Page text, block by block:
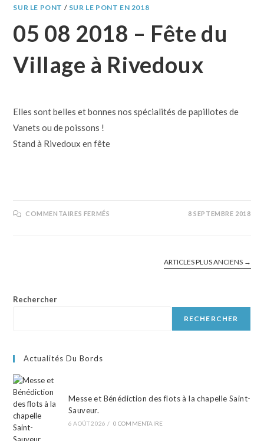
SUR LE PONT / SUR LE PONT EN 2018
05 08 2018 – Fête du
Village à Rivedoux
Elles sont belles et bonnes nos spécialités de papillotes de
Vanets ou de poissons !
Stand à Rivedoux en fête
COMMENTAIRES FERMÉS 8 SEPTEMBRE 2018
ARTICLES PLUS ANCIENS →
Rechercher
RECHERCHER
Actualités Du Bords
Messe et Bénédiction des flots à la chapelle Saint-
Sauveur.
6 AOÛT 2026 / 0 COMMENTAIRE